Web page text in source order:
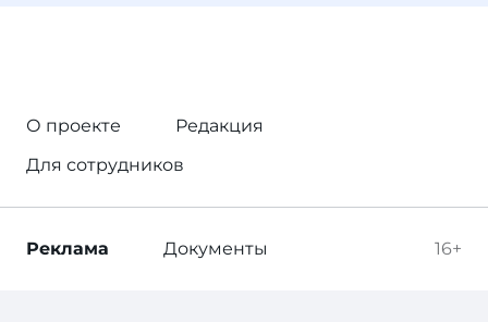
О проекте
Редакция
Для сотрудников
16+
Реклама Документы